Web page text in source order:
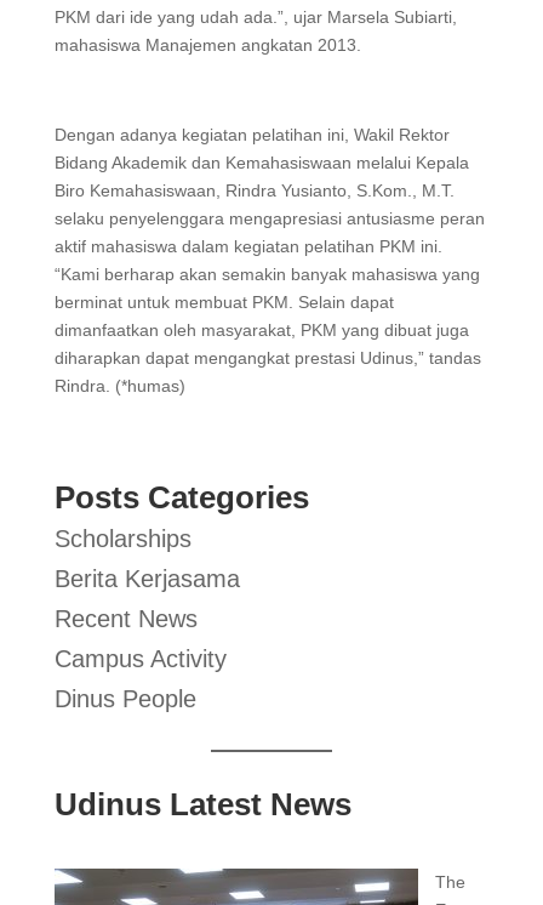
PKM dari ide yang udah ada.”, ujar Marsela Subiarti,
mahasiswa Manajemen angkatan 2013.
Dengan adanya kegiatan pelatihan ini, Wakil Rektor
Bidang Akademik dan Kemahasiswaan melalui Kepala
Biro Kemahasiswaan, Rindra Yusianto, S.Kom., M.T.
selaku penyelenggara mengapresiasi antusiasme peran
aktif mahasiswa dalam kegiatan pelatihan PKM ini.
“Kami berharap akan semakin banyak mahasiswa yang
berminat untuk membuat PKM. Selain dapat
dimanfaatkan oleh masyarakat, PKM yang dibuat juga
diharapkan dapat mengangkat prestasi Udinus,” tandas
Rindra. (*humas)
Posts Categories
Scholarships
Berita Kerjasama
Recent News
Campus Activity
Dinus People
Udinus Latest News
The